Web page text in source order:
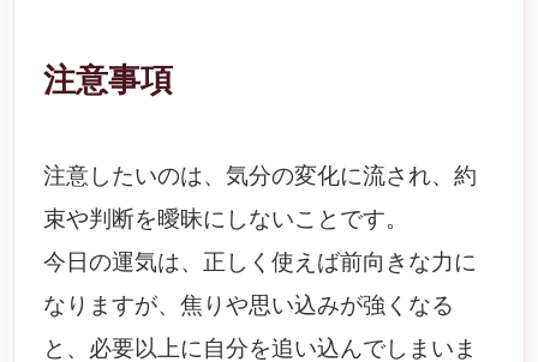
注意事項
注意したいのは、気分の変化に流され、約
束や判断を曖昧にしないことです。
今日の運気は、正しく使えば前向きな力に
なりますが、焦りや思い込みが強くなる
と、必要以上に自分を追い込んでしまいま